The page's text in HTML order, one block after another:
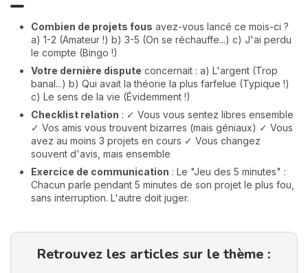
Combien de projets fous avez-vous lancé ce mois-ci ?
a) 1-2 (Amateur !) b) 3-5 (On se réchauffe...) c) J'ai perdu
le compte (Bingo !)
Votre dernière dispute concernait : a) L'argent (Trop
banal...) b) Qui avait la théorie la plus farfelue (Typique !)
c) Le sens de la vie (Évidemment !)
Checklist relation : ✓ Vous vous sentez libres ensemble
✓ Vos amis vous trouvent bizarres (mais géniaux) ✓ Vous
avez au moins 3 projets en cours ✓ Vous changez
souvent d'avis, mais ensemble
Exercice de communication : Le "Jeu des 5 minutes" :
Chacun parle pendant 5 minutes de son projet le plus fou,
sans interruption. L'autre doit juger.
Retrouvez les articles sur le thème :